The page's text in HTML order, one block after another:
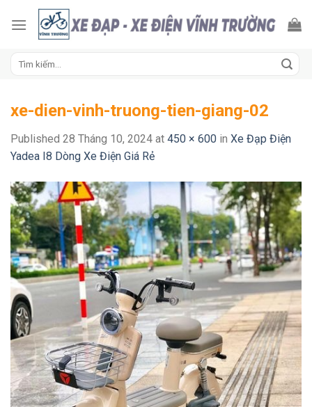
xe-dien-vinh-truong-tien-giang-02
Published 28 Tháng 10, 2024 at 450 × 600 in Xe Đạp Điện
Yadea I8 Dòng Xe Điện Giá Rẻ